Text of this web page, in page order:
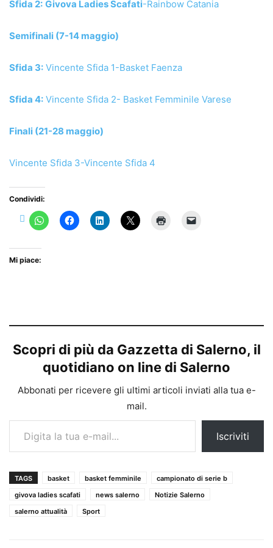
Sfida 2: Givova Ladies Scafati-Rainbow Catania
Semifinali (7-14 maggio)
Sfida 3: Vincente Sfida 1-Basket Faenza
Sfida 4: Vincente Sfida 2- Basket Femminile Varese
Finali (21-28 maggio)
Vincente Sfida 3-Vincente Sfida 4
Condividi:
Mi piace:
Scopri di più da Gazzetta di Salerno, il
quotidiano on line di Salerno
Abbonati per ricevere gli ultimi articoli inviati alla tua e-
mail.
Digita la tua e-mail...
Iscriviti
TAGS basket basket femminile
campionato di serie b
givova ladies scafati
news salerno
Notizie Salerno
salerno attualità
Sport